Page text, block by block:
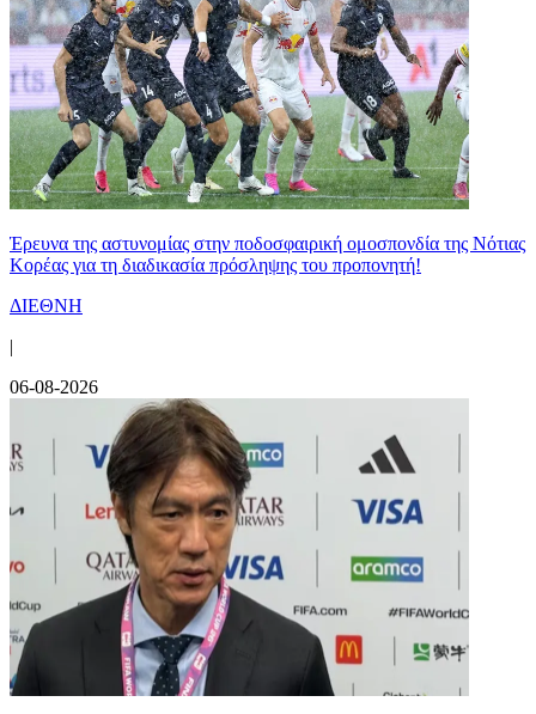
Έρευνα της αστυνομίας στην ποδοσφαιρική ομοσπονδία της Νότιας
Κορέας για τη διαδικασία πρόσληψης του προπονητή!
ΔΙΕΘΝΗ
|
06-08-2026